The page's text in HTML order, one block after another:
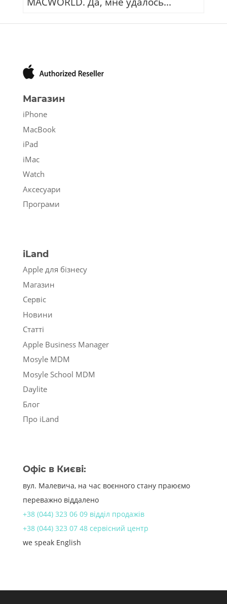
Магазин
iPhone
MacBook
iPad
iMac
Watch
Аксесуари
Програми
iLand
Apple для бізнесу
Магазин
Сервіс
Новини
Статті
Apple Business Manager
Mosyle MDM
Mosyle School MDM
Daylite
Блог
Про iLand
Офіс в Києві:
вул. Малевича, на час воєнного стану праюємо
переважно віддалено
+38 (044) 323 06 09 відділ продажів
+38 (044) 323 07 48 сервісний центр
we speak English